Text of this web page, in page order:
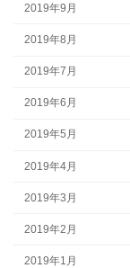
2019年9月
2019年8月
2019年7月
2019年6月
2019年5月
2019年4月
2019年3月
2019年2月
2019年1月